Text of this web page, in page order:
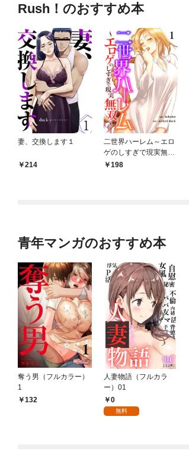
Rush！のおすすめ本
妻、交換します１
214
二世界ハーレム～エロ
ゲのしすぎで現実無双
～１198
青年マンガのおすすめ本
奪う男（フルカラー）
1
132
人妻物語（フルカラ
ー）01
0
無料